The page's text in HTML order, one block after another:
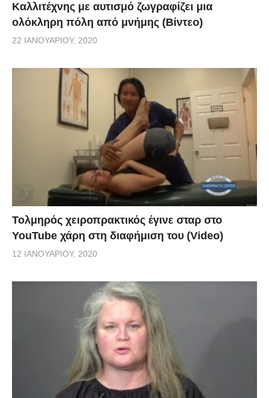
Καλλιτέχνης με αυτισμό ζωγραφίζει μια
ολόκληρη πόλη από μνήμης (Βίντεο)
22 ΙΑΝΟΥΑΡΊΟΥ, 2020
Τολμηρός χειροπρακτικός έγινε σταρ στο
YouTube χάρη στη διαφήμιση του (Video)
12 ΙΑΝΟΥΑΡΊΟΥ, 2020